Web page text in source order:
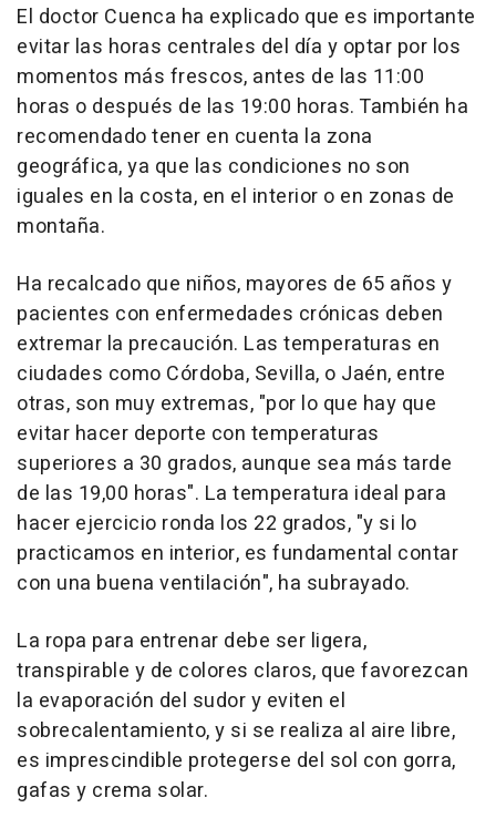
El doctor Cuenca ha explicado que es importante
evitar las horas centrales del día y optar por los
momentos más frescos, antes de las 11:00
horas o después de las 19:00 horas. También ha
recomendado tener en cuenta la zona
geográfica, ya que las condiciones no son
iguales en la costa, en el interior o en zonas de
montaña.
Ha recalcado que niños, mayores de 65 años y
pacientes con enfermedades crónicas deben
extremar la precaución. Las temperaturas en
ciudades como Córdoba, Sevilla, o Jaén, entre
otras, son muy extremas, "por lo que hay que
evitar hacer deporte con temperaturas
superiores a 30 grados, aunque sea más tarde
de las 19,00 horas". La temperatura ideal para
hacer ejercicio ronda los 22 grados, "y si lo
practicamos en interior, es fundamental contar
con una buena ventilación", ha subrayado.
La ropa para entrenar debe ser ligera,
transpirable y de colores claros, que favorezcan
la evaporación del sudor y eviten el
sobrecalentamiento, y si se realiza al aire libre,
es imprescindible protegerse del sol con gorra,
gafas y crema solar.